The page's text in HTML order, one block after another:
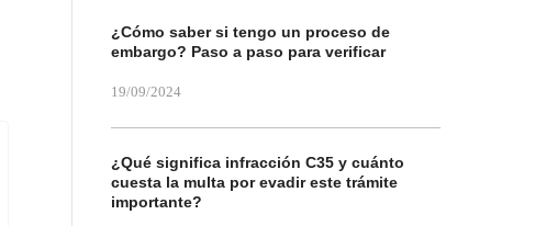
¿Cómo saber si tengo un proceso de
embargo? Paso a paso para verificar
19/09/2024
¿Qué significa infracción C35 y cuánto
cuesta la multa por evadir este trámite
importante?